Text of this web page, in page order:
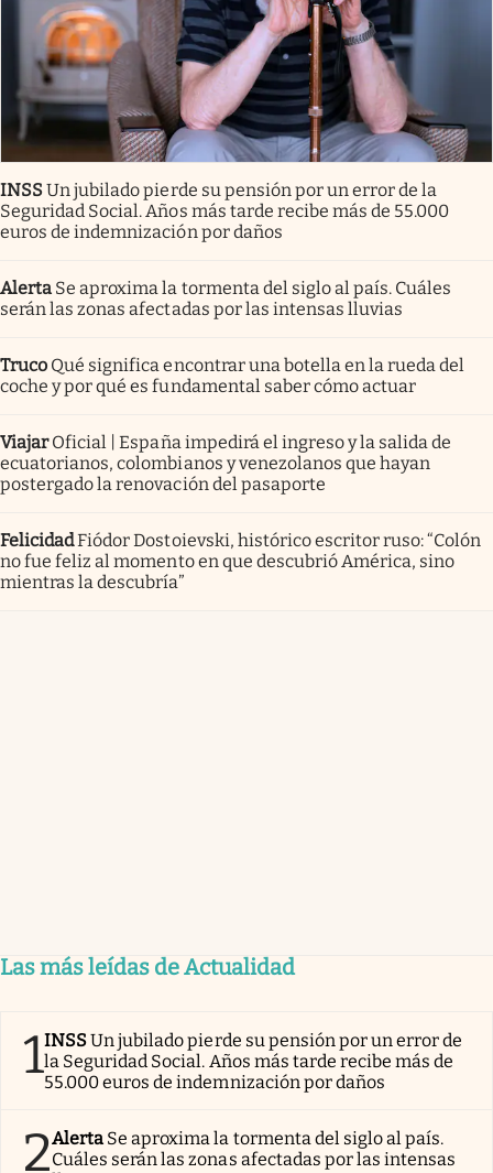
INSSUn jubilado pierde su pensión por un error de la
Seguridad Social. Años más tarde recibe más de 55.000
euros de indemnización por daños
Alerta Se aproxima la tormenta del siglo al país. Cuáles
serán las zonas afectadas por las intensas lluvias
Truco Qué significa encontrar una botella en la rueda del
coche y por qué es fundamental saber cómo actuar
Viajar Oficial | España impedirá el ingreso y la salida de
ecuatorianos, colombianos y venezolanos que hayan
postergado la renovación del pasaporte
FelicidadFiódor Dostoievski, histórico escritor ruso: “Colón
no fue feliz al momento en que descubrió América, sino
mientras la descubría”
Las más leídas de Actualidad
1INSSUn jubilado pierde su pensión por un error de
la Seguridad Social. Años más tarde recibe más de
55.000 euros de indemnización por daños
2Alerta Se aproxima la tormenta del siglo al país.
Cuáles serán las zonas afectadas por las intensas